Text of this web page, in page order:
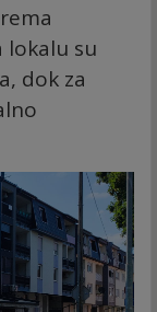
lokalu su
dok za